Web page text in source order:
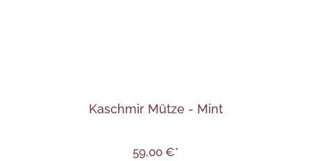
Kaschmir Mütze - Mint
59,00 €*